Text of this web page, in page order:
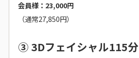
会員様：23,000円
（通常27,850円）
③ 3Dフェイシャル115分